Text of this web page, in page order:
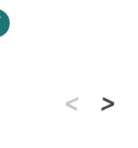
< >